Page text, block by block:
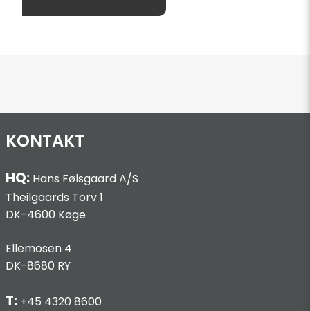
KONTAKT
HQ: Hans Følsgaard A/S
Theilgaards Torv 1
DK-4600 Køge
Ellemosen 4
DK-8680 RY
T: +45 4320 8600